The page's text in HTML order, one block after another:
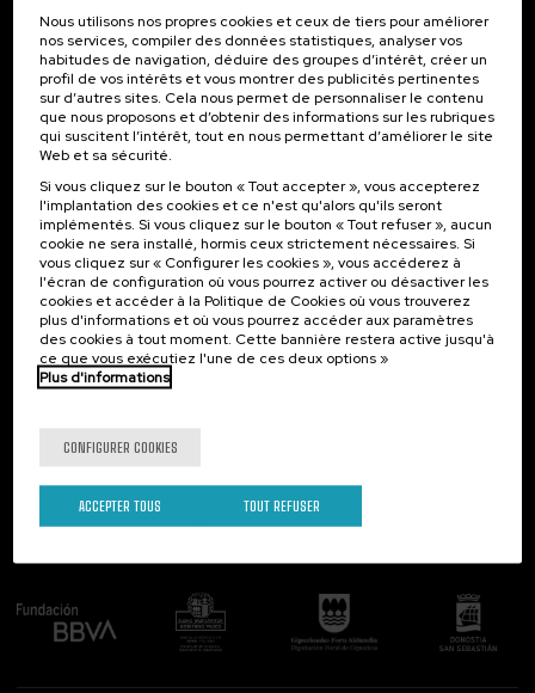
Education (2)
Histoire (8)
Linguistique et littérature (4)
Philosophie (1)
Psychologie (4)
Santé (11)
Société (20)
Vieillissement (2)
Économie et entreprises (6)
Égalité (3)
Modalité
En personne (48)
DSF (7)
Activité gratuite (14)
Programmes spéciaux
Aprender Para Enseñar – Gobierno Vasco (1)
Abonnez-vous à notre bulletin
Inscrivez-vous pour être le premier à recevoir les
actualités de l'UIK.
S'abonner
Contact
Palacio Miramar
Paseo de Miraconcha, 48
20007 Donostia / San Sebastián
Gipuzkoa, Spain
Contactez-nous!
Intéressant...
Activités précédentes
Nous utilisons nos propres cookies et ceux de tiers pour améliorer
nos services, compiler des données statistiques, analyser vos
habitudes de navigation, déduire des groupes d’intérêt, créer un
profil de vos intérêts et vous montrer des publicités pertinentes
sur d’autres sites. Cela nous permet de personnaliser le contenu
que nous proposons et d’obtenir des informations sur les rubriques
qui suscitent l’intérêt, tout en nous permettant d’améliorer le site
Web et sa sécurité.
Si vous cliquez sur le bouton « Tout accepter », vous accepterez
l'implantation des cookies et ce n'est qu'alors qu'ils seront
implémentés. Si vous cliquez sur le bouton « Tout refuser », aucun
cookie ne sera installé, hormis ceux strictement nécessaires. Si
vous cliquez sur « Configurer les cookies », vous accéderez à
l'écran de configuration où vous pourrez activer ou désactiver les
cookies et accéder à la Politique de Cookies où vous trouverez
plus d'informations et où vous pourrez accéder aux paramètres
des cookies à tout moment. Cette bannière restera active jusqu'à
ce que vous exécutiez l'une de ces deux options »
Plus d'informations
CONFIGURER COOKIES
TOUT REFUSER
ACCEPTER TOUS